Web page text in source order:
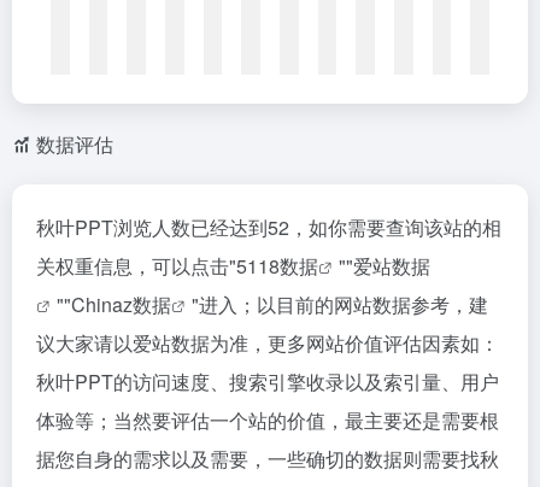
数据评估
秋叶PPT浏览人数已经达到52，如你需要查询该站的相
关权重信息，可以点击"5118数据 ""爱站数据
""Chinaz数据
"进入；以目前的网站数据参考，建
议大家请以爱站数据为准，更多网站价值评估因素如：
秋叶PPT的访问速度、搜索引擎收录以及索引量、用户
体验等；当然要评估一个站的价值，最主要还是需要根
据您自身的需求以及需要，一些确切的数据则需要找秋